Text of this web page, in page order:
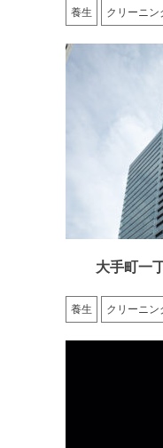
養生 クリーニン
大手町一
養生 クリーニン